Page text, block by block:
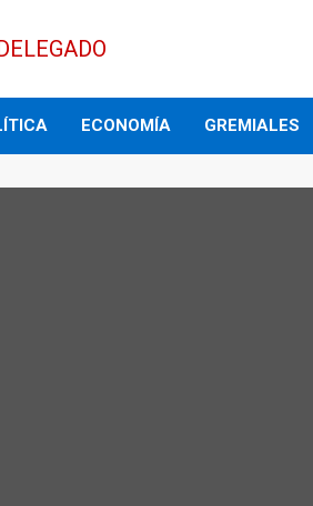
EL DELEGADO
ECONOMÍA GREMIALES